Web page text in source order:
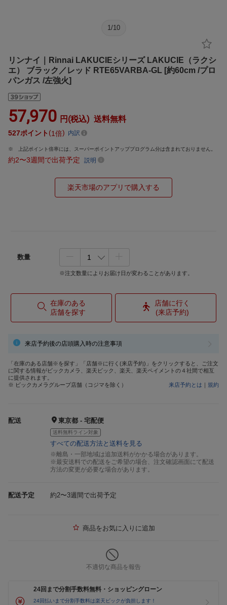
1 /10
リンナイ｜Rinnai LAKUCIEシリーズ LAKUCIE（ラクシ
エ） ブラック／レッド RTE65VARBA-GL [約60cm /プロ
パンガス /左強火]
57,970 円(税込) 送料無料
527ポイント 1倍 内訳
上記ポイント倍率には、スーパーポイントアッププログラム分は含まれておりません。
約2〜3週間で出荷予定 説明
楽天市場のアプリで購入する
数量
※注文数量によりお届け日が変わることがあります。
在庫のある
店舗を探す
店舗に行く
(来店予約)
来店予約後の店頭購入時の注意事項
「在庫のある店舗※を探す」「店舗※に行く(来店予約)」をクリックすると、ご注文
に関する情報がビックカメラ、楽天ビック、楽天、楽天ペイメントの４社間で相互
に提供されます。
※ ビックカメラグループ店舗（コジマを除く）
来店予約とは ｜ 規約
配送 東京都 - 宅配便
送料無料ライン対象
すべての配送方法と送料を見る
※離島・一部地域は追加送料がかかる場合があります。
※最安送料での配送をご希望の場合、注文確認画面にて配送
方法の変更が必要な場合があります。
配送予定 約2〜3週間で出荷予定
商品をお気に入りに追加
不適切な商品を報告
24回まで分割手数料無料・ショッピングローン
24回払いまで分割手数料は楽天ビックが負担します！